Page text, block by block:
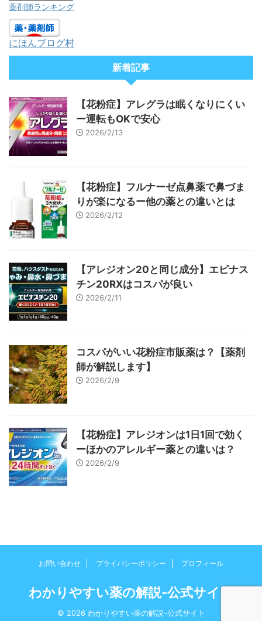
薬剤師ランキング
にほんブログ村
新着記事
【花粉症】アレグラは眠くなりにくい
ー運転もOKで安心
2026/2/13
【花粉症】フルナーゼ点鼻薬で鼻づま
りが楽になるー他の薬との違いとは
2026/2/12
【アレジオン20と同じ成分】エピナス
チン20RXはコスパが良い
2026/2/11
コスパがいい花粉症市販薬は？【薬剤
師が解説します】
2026/2/9
【花粉症】アレジオンは1日1回で効く
ーほかのアレルギー薬との違いは？
2026/2/9
お問い合わせ プライバシーポリシー プロフィール
わかりやすい薬の解説-公式サイト
© 2026 わかりやすい薬の解説-公式サイト